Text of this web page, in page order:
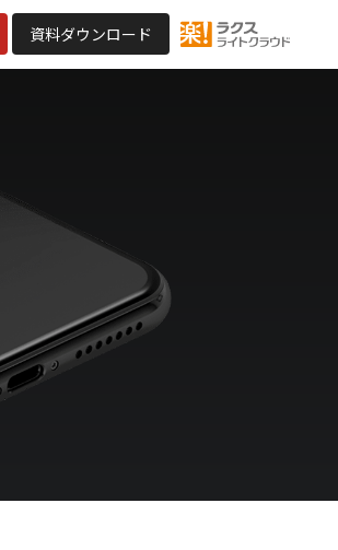
資料ダウンロード